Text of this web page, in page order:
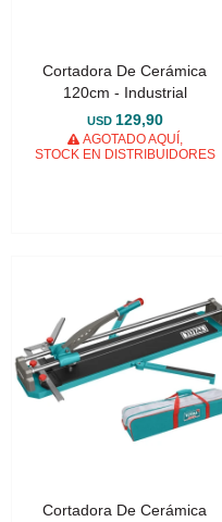
Cortadora De Cerámica
120cm - Industrial
USD 129,90
AGOTADO AQUÍ,
STOCK EN DISTRIBUIDORES
Cortadora De Cerámica